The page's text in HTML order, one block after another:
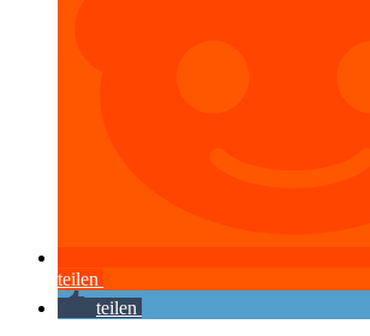
teilen
teilen